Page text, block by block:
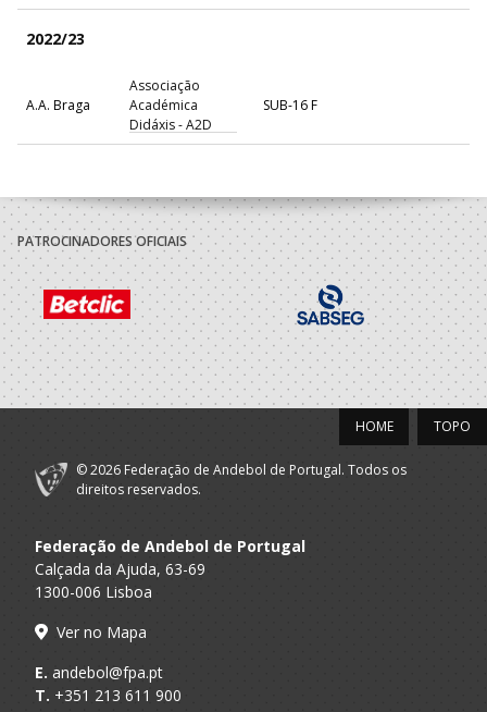
2022/23
A.A. Braga
Associação
Académica
Didáxis - A2D
SUB-16 F
PATROCINADORES OFICIAIS
TOPO
HOME
© 2026 Federação de Andebol de Portugal. Todos os
direitos reservados.
Federação de Andebol de Portugal
Calçada da Ajuda, 63-69
1300-006 Lisboa
Ver no Mapa
E. andebol@fpa.pt
T. +351 213 611 900